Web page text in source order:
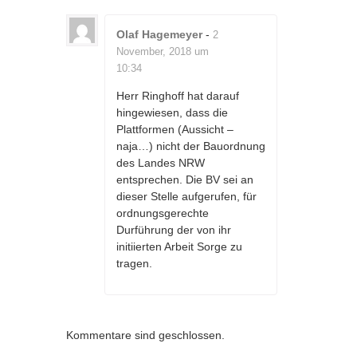
Olaf Hagemeyer- 2
November, 2018 um
10:34
Herr Ringhoff hat darauf
hingewiesen, dass die
Plattformen (Aussicht –
naja…) nicht der Bauordnung
des Landes NRW
entsprechen. Die BV sei an
dieser Stelle aufgerufen, für
ordnungsgerechte
Durführung der von ihr
initiierten Arbeit Sorge zu
tragen.
Kommentare sind geschlossen.